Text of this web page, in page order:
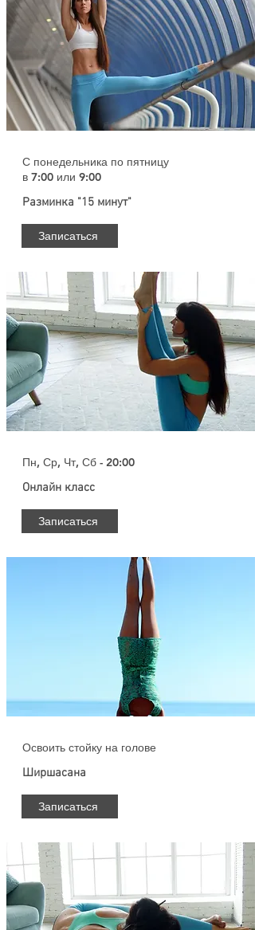
С понедельника по пятницу
в 7:00 или 9:00
Разминка "15 минут"
Записаться
Пн, Ср, Чт, Сб - 20:00
Онлайн класс
Записаться
Освоить стойку на голове
Ширшасана
Записаться